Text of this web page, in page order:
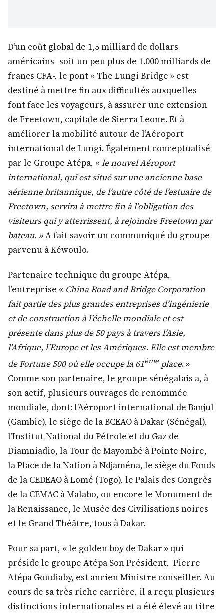
D’un coût global de 1,5 milliard de dollars
américains -soit un peu plus de 1.000 milliards de
francs CFA-, le pont « The Lungi Bridge » est
destiné à mettre fin aux difficultés auxquelles
font face les voyageurs, à assurer une extension
de Freetown, capitale de Sierra Leone. Et à
améliorer la mobilité autour de l’Aéroport
international de Lungi. Également conceptualisé
par le Groupe Atépa, «le nouvel Aéroport
international, qui est situé sur une ancienne base
aérienne britannique, de l’autre côté de l’estuaire de
Freetown, servira à mettre fin à l’obligation des
visiteurs qui y atterrissent, à rejoindre Freetown par
bateau. »A fait savoir un communiqué du groupe
parvenu à Kéwoulo.
Partenaire technique du groupe Atépa,
l’entreprise « China Road and Bridge Corporation
fait partie des plus grandes entreprises d’ingénierie
et de construction à l’échelle mondiale et est
présente dans plus de 50 pays à travers l’Asie,
l’Afrique, l’Europe et les Amériques. Elle est membre
de Fortune 500 où elle occupe la 61ème place. »
Comme son partenaire, le groupe sénégalais a, à
son actif, plusieurs ouvrages de renommée
mondiale, dont: l’Aéroport international de Banjul
(Gambie), le siège de la BCEAO à Dakar (Sénégal),
l’Institut National du Pétrole et du Gaz de
Diamniadio, la Tour de Mayombé à Pointe Noire,
la Place de la Nation à Ndjaména, le siège du Fonds
de la CEDEAO à Lomé (Togo), le Palais des Congrès
de la CEMAC à Malabo, ou encore le Monument de
la Renaissance, le Musée des Civilisations noires
et le Grand Théâtre, tous à Dakar.
Pour sa part, « le golden boy de Dakar » qui
préside le groupe Atépa Son Président, Pierre
Atépa Goudiaby, est ancien Ministre conseiller. Au
cours de sa très riche carrière, il a reçu plusieurs
distinctions internationales et a été élevé au titre